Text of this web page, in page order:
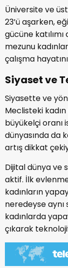
Üniversite ve
23’ü aşarken,
gücüne
mezunu
çalışma
Siyaset ve
Siyasette ve
Meclisteki
büyükelçi oranı
dünyasında da
artış dikkat
Dijital dünya ve
aktif. İlk evlenme
kadınların
neredeyse aynı
kadınlarda
çıkarak